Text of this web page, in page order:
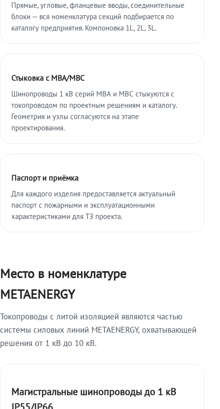
Прямые, угловые, фланцевые вводы, соединительные
блоки — вся номенклатура секций подбирается по
каталогу предприятия. Компоновка 1L, 2L, 3L.
Стыковка с МВА/МВС
Шинопроводы 1 кВ серий МВА и МВС стыкуются с
токопроводом по проектным решениям и каталогу.
Геометрия и узлы согласуются на этапе
проектирования.
Паспорт и приёмка
Для каждого изделия предоставляется актуальный
паспорт с пожарными и эксплуатационными
характеристиками для ТЗ проекта.
Место в номенклатуре
METAENERGY
Токопроводы с литой изоляцией являются частью
системы силовых линий METAENERGY, охватывающей
решения от 1 кВ до 10 кВ.
Магистральные шинопроводы до 1 кВ